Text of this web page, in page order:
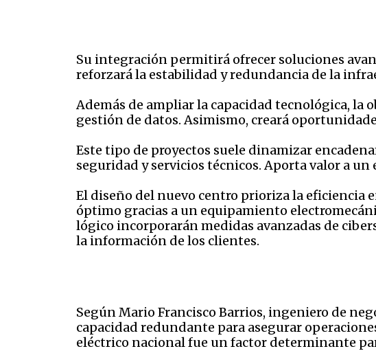
Su integración permitirá ofrecer soluciones
reforzará la estabilidad y redundancia de la
Además de ampliar la capacidad tecnológica, la
gestión de datos. Asimismo, creará
Este tipo de proyectos suele dinamizar
seguridad y servicios técnicos. Aporta valor a
El diseño del nuevo centro prioriza la eficiencia
óptimo gracias a un equipamiento
lógico incorporarán medidas avanzadas de
la información de los clientes.
Según Mario Francisco Barrios, ingeniero de
capacidad redundante para asegurar
eléctrico nacional fue un factor determinante